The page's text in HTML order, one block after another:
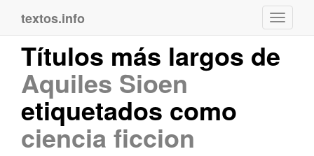
textos.info
Títulos más largos de
Aquiles Sioen
etiquetados como
ciencia ficcion